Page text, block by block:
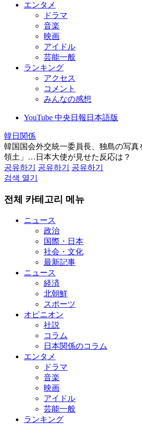
エンタメ
ドラマ
音楽
映画
アイドル
芸能一般
ランキング
アクセス
コメント
みんなの感想
YouTube 中央日報日本語版
韓日関係
韓国国会外交統一委員長、独島の写
領土」…日本大使が見せた反応は？
공유하기
공유하기
공유하기
검색 열기
전체 카테고리 메뉴
ニュース
政治
国際・日本
社会・文化
最新記事
ニュース
経済
北朝鮮
スポーツ
オピニオン
社説
コラム
日本関係のコラム
エンタメ
ドラマ
音楽
映画
アイドル
芸能一般
ランキング